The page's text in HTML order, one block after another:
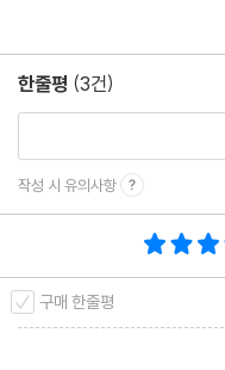
한줄평 (3건)
작성 시 유의사항
구매 한줄평